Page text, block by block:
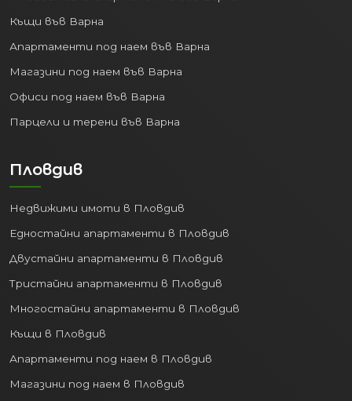
Къщи във Варна
Апартаменти под наем във Варна
Магазини под наем във Варна
Офиси под наем във Варна
Парцели и терени във Варна
Пловдив
Недвижими имоти в Пловдив
Едностайни апартаменти в Пловдив
Двустайни апартаменти в Пловдив
Тристайни апартаменти в Пловдив
Многостайни апартаменти в Пловдив
Къщи в Пловдив
Апартаменти под наем в Пловдив
Магазини под наем в Пловдив